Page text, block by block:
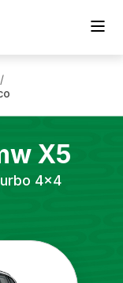
/
X5
4x4